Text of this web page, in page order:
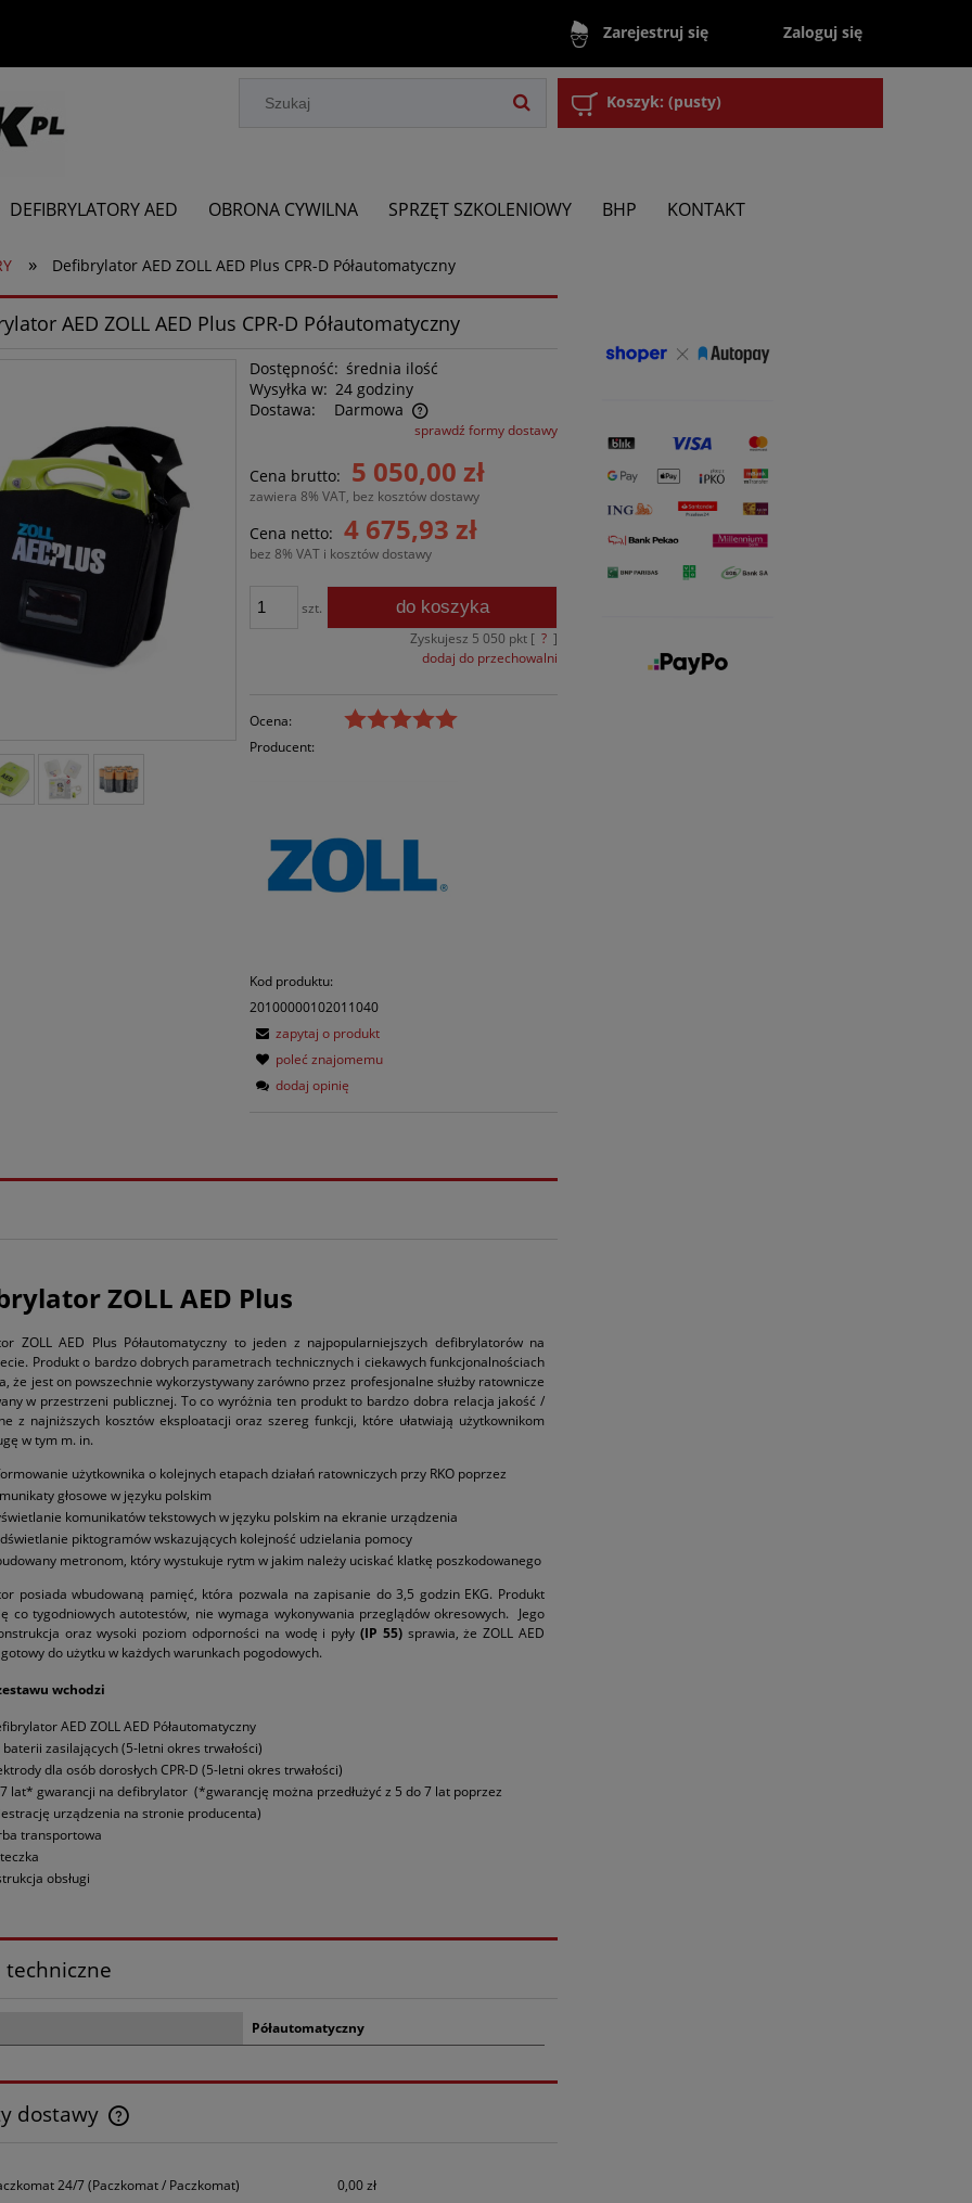
Zarejestruj się Zaloguj się
Koszyk: (pusty)
DEFIBRYLATORY AED OBRONA CYWILNA SPRZĘT SZKOLENIOWY BHP KONTAKT
» Defibrylator AED ZOLL AED Plus CPR-D Półautomatyczny
AED ZOLL AED Plus CPR-D Półautomatyczny
Dostępność: średnia ilość
Wysyłka w: 24 godziny
Dostawa:
Darmowa
Cena nie zawiera ewentualnych kosztów
płatności
sprawdź formy dostawy
Cena brutto: 5 050,00 zł
zawiera 8% VAT, bez kosztów dostawy
Cena netto: 4 675,93 zł
bez 8% VAT i kosztów dostawy
szt. do koszyka
Zyskujesz 5 050 pkt [ ? ]
dodaj do przechowalni
Ocena:
Producent:
Kod produktu:
20100000102011040
zapytaj o produkt
poleć znajomemu
dodaj opinię
ZOLL AED Plus
ZOLL AED Plus Półautomatyczny to jeden z najpopularniejszych defibrylatorów na
Produkt o bardzo dobrych parametrach technicznych i ciekawych funkcjonalnościach
że jest on powszechnie wykorzystywany zarówno przez profesjonalne służby ratownicze
w przestrzeni publicznej. To co wyróżnia ten produkt to bardzo dobra relacja jakość /
z najniższych kosztów eksploatacji oraz szereg funkcji, które ułatwiają użytkownikom
w tym m. in.
użytkownika o kolejnych etapach działań ratowniczych przy RKO poprzez
głosowe w języku polskim
komunikatów tekstowych w języku polskim na ekranie urządzenia
piktogramów wskazujących kolejność udzielania pomocy
metronom, który wystukuje rytm w jakim należy uciskać klatkę poszkodowanego
posiada wbudowaną pamięć, która pozwala na zapisanie do 3,5 godzin EKG. Produkt
co tygodniowych autotestów, nie wymaga wykonywania przeglądów okresowych. Jego
oraz wysoki poziom odporności na wodę i pyły (IP 55)sprawia, że ZOLL AED
do użytku w każdych warunkach pogodowych.
wchodzi
AED ZOLL AED Półautomatyczny
baterii zasilających (5-letni okres trwałości)
dla osób dorosłych CPR-D (5-letni okres trwałości)
lat* gwarancji na defibrylator (*gwarancję można przedłużyć z 5 do 7 lat poprzez
urządzenia na stronie producenta)
transportowa
obsługi
techniczne
Półautomatyczny
dostawy
płatności
24/7(Paczkomat / Paczkomat) 0,00 zł